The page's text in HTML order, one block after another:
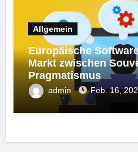
Allgemein
Europäische
Markt zwischen
Pragmatismus
admin Feb. 16,